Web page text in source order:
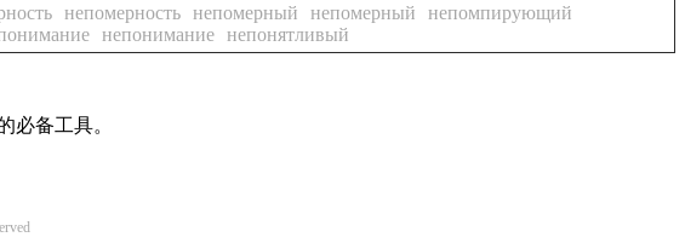
непомерность непомерный непомерный
непомпирующий
непонимание непонятливый
必备工具。